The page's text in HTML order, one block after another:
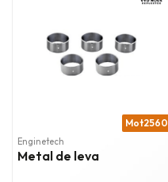
Mot2560
Enginetech
Metal de leva